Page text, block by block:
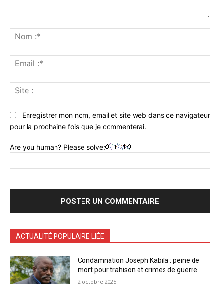
:*
:*
:
Enregistrer mon nom, email et site web dans ce navigateur
pour la prochaine fois que je commenterai.
Are you human? Please solve:
ACTUALITÉ POPULAIRE LIÉE
Condamnation Joseph Kabila : peine de
mort pour trahison et crimes de guerre
2 octobre 2025